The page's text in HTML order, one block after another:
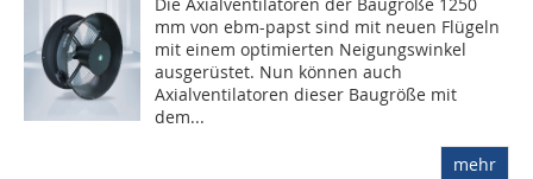
Die Axialventilatoren der Baugröße 1250
mm von ebm-papst sind mit neuen Flügeln
mit einem optimierten Neigungswinkel
ausgerüstet. Nun können auch
Axialventilatoren dieser Baugröße mit
dem...
mehr